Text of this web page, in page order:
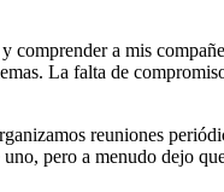
a mis
La falta de
reuniones
pero a menudo dejo